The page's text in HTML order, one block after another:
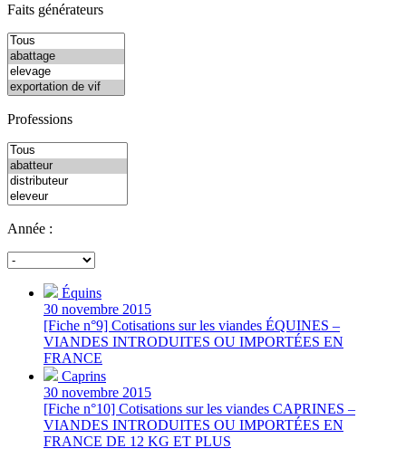
Faits générateurs
Professions
Année :
Équins
30 novembre 2015
[Fiche n°9] Cotisations sur les viandes ÉQUINES –
VIANDES INTRODUITES OU IMPORTÉES EN
FRANCE
Caprins
30 novembre 2015
[Fiche n°10] Cotisations sur les viandes CAPRINES –
VIANDES INTRODUITES OU IMPORTÉES EN
FRANCE DE 12 KG ET PLUS